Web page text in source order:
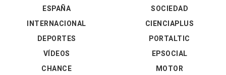
ESPAÑA
INTERNACIONAL
DEPORTES
VÍDEOS
SOCIEDAD
CIENCIAPLUS
PORTALTIC
EPSOCIAL
CHANCE
MOTOR